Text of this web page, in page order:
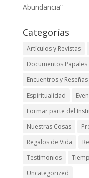
Abundancia”
Categorías
Artículos y Revistas
Documentos Papales
Encuentros y Reseñas
Espiritualidad
Formar parte del
Nuestras Cosas
Regalos de Vida
Testimonios
Uncategorized